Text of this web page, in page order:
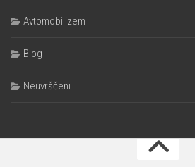
Avtomobilizem
Blog
Neuvrščeni